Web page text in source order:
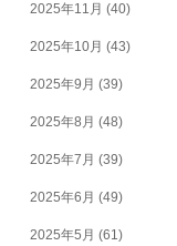
2025年11月 (40)
2025年10月 (43)
2025年9月 (39)
2025年8月 (48)
2025年7月 (39)
2025年6月 (49)
2025年5月 (61)